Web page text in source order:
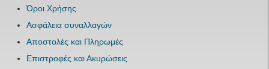
Όροι Χρήσης
Ασφάλεια συναλλαγών
Αποστολές και Πληρωμές
Επιστροφές και Ακυρώσεις